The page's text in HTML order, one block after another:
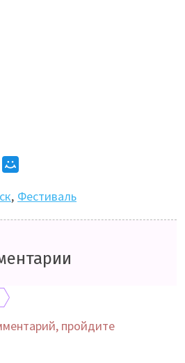
, Фестиваль
пройдите